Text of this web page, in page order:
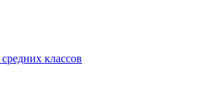
классов